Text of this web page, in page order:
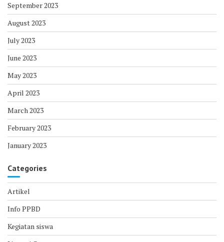
September 2023
August 2023
July 2023
June 2023
May 2023
April 2023
March 2023
February 2023
January 2023
Categories
Artikel
Info PPBD
Kegiatan siswa